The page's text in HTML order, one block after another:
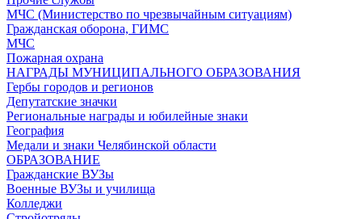
МЧС (Министерство по чрезвычайным ситуациям)
Гражданская оборона, ГИМС
МЧС
Пожарная охрана
НАГРАДЫ МУНИЦИПАЛЬНОГО ОБРАЗОВАНИЯ
Гербы городов и регионов
Депутатские значки
Региональные награды и юбилейные знаки
География
Медали и знаки Челябинской области
ОБРАЗОВАНИЕ
Гражданские ВУЗы
Военные ВУЗы и училища
Колледжи